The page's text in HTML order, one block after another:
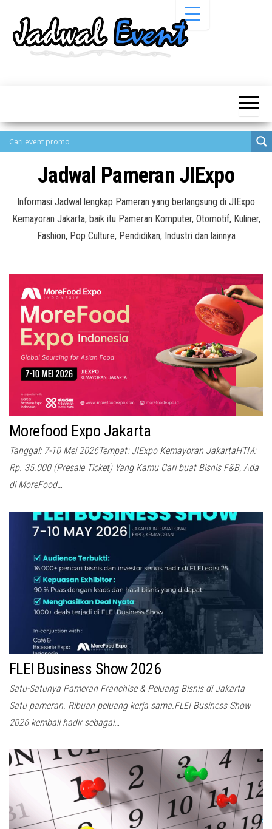
Pameran,
Promo
Terbaru
Pameran,
Seminar,
Bazaar,
Job Fair,
Lomba dll.
Jadwal Pameran JIExpo
Informasi Jadwal lengkap Pameran yang berlangsung di JIExpo
Kemayoran Jakarta, baik itu Pameran Komputer, Otomotif, Kuliner,
Fashion, Pop Culture, Pendidikan, Industri dan lainnya
Morefood Expo Jakarta
Tanggal: 7-10 Mei 2026Tempat: JIExpo Kemayoran JakartaHTM:
Rp. 35.000 (Presale Ticket) Yang Kamu Cari buat Bisnis F&B, Ada
di MoreFood…
FLEI Business Show 2026
Satu-Satunya Pameran Franchise & Peluang Bisnis di Jakarta
Satu pameran. Ribuan peluang kerja sama.FLEI Business Show
2026 kembali hadir sebagai…